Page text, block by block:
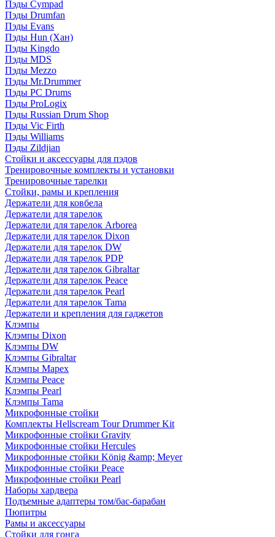
Пэды Cympad
Пэды Drumfan
Пэды Evans
Пэды Hun (Хан)
Пэды Kingdo
Пэды MDS
Пэды Mezzo
Пэды Mr.Drummer
Пэды PC Drums
Пэды ProLogix
Пэды Russian Drum Shop
Пэды Vic Firth
Пэды Williams
Пэды Zildjian
Стойки и аксессуары для пэдов
Тренировочные комплекты и установки
Тренировочные тарелки
Стойки, рамы и крепления
Держатели для ковбела
Держатели для тарелок
Держатели для тарелок Arborea
Держатели для тарелок Dixon
Держатели для тарелок DW
Держатели для тарелок PDP
Держатели для тарелок Gibraltar
Держатели для тарелок Peace
Держатели для тарелок Pearl
Держатели для тарелок Tama
Держатели и крепления для гаджетов
Клэмпы
Клэмпы Dixon
Клэмпы DW
Клэмпы Gibraltar
Клэмпы Mapex
Клэмпы Peace
Клэмпы Pearl
Клэмпы Tama
Микрофонные стойки
Комплекты Hellscream Tour Drummer Kit
Микрофонные стойки Gravity
Микрофонные стойки Hercules
Микрофонные стойки König &amp; Meyer
Микрофонные стойки Peace
Микрофонные стойки Pearl
Наборы хардвера
Подъемные адаптеры том/бас-барабан
Пюпитры
Рамы и аксессуары
Стойки для гонга